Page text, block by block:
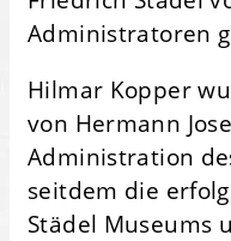
Administratoren
Hilmar Kopper
von Hermann
Administration
seitdem die
Städel Museums